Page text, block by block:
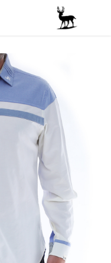
تخطي للذهاب إلى المحتوى